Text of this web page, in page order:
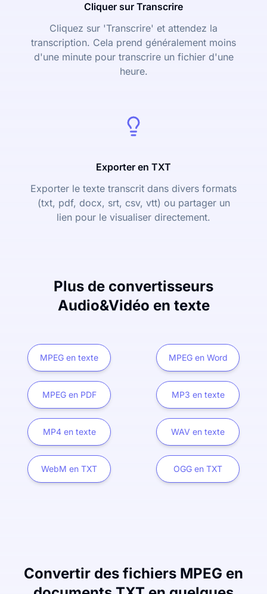
Cliquer sur Transcrire
Cliquez sur 'Transcrire' et attendez la
transcription. Cela prend généralement moins
d'une minute pour transcrire un fichier d'une
heure.
Exporter en TXT
Exporter le texte transcrit dans divers formats
(txt, pdf, docx, srt, csv, vtt) ou partager un
lien pour le visualiser directement.
Plus de convertisseurs
Audio&Vidéo en texte
MPEG en texte MPEG en Word
MPEG en PDF MP3 en texte
MP4 en texte WAV en texte
WebM en TXT OGG en TXT
Convertir des fichiers MPEG en